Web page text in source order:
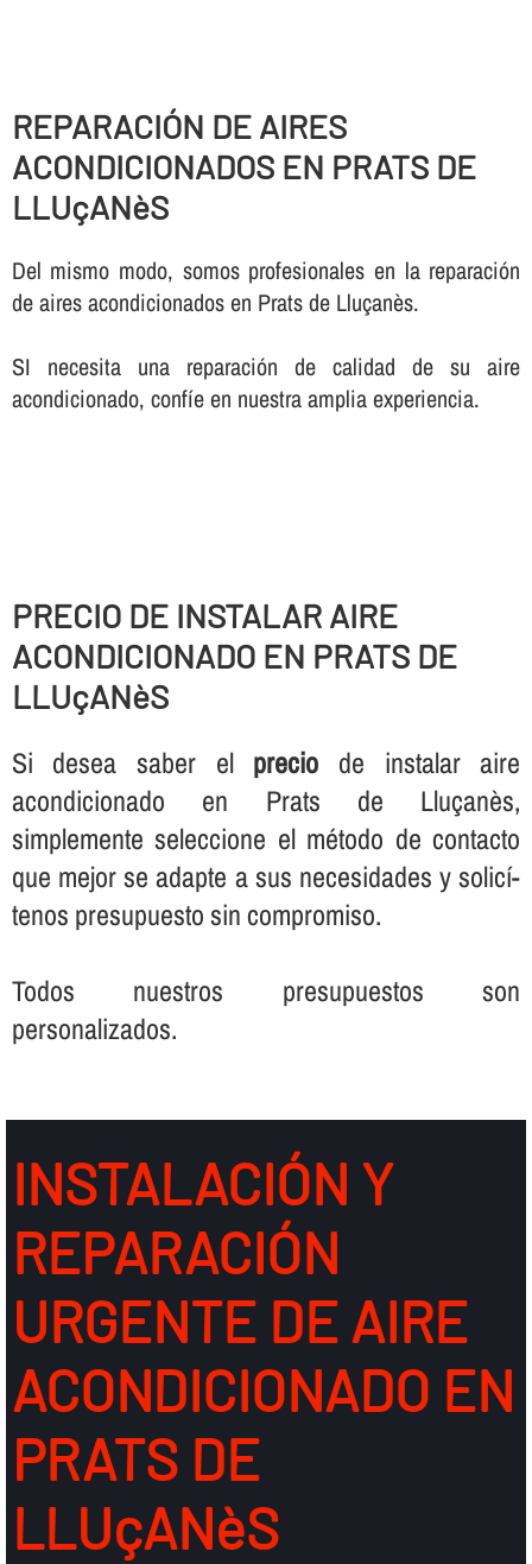
REPARACIÓN DE AIRES
ACONDICIONADOS EN PRATS DE
LLUçANèS
Del mismo modo, somos profesionales en la reparación
de aires acondicionados en Prats de Lluçanès.
SI necesita una reparación de calidad de su aire
acondicionado, confí­e en nuestra amplia experiencia.
PRECIO DE INSTALAR AIRE
ACONDICIONADO EN PRATS DE
LLUçANèS
Si desea saber el precio de instalar aire
acondicionado en Prats de Lluçanès,
simplemente seleccione el método de contacto
que mejor se adapte a sus necesidades y solicí­
tenos presupuesto sin compromiso.
Todos nuestros presupuestos son
personalizados.
INSTALACIÓN Y
REPARACIÓN
URGENTE DE AIRE
ACONDICIONADO EN
PRATS DE
LLUçANèS